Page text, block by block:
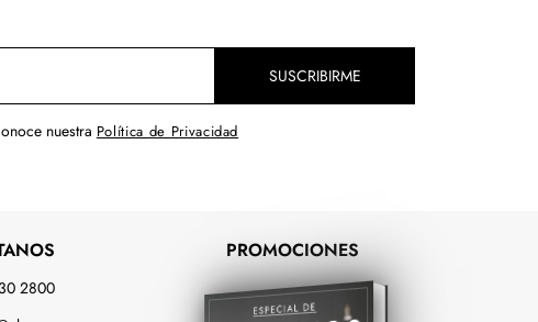
SUSCRIBIRME
nuestra Política de Privacidad
2800
PROMOCIONES